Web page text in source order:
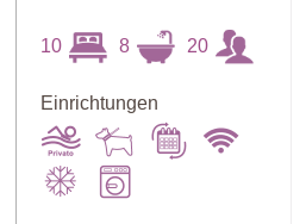
10 8 20
Einrichtungen